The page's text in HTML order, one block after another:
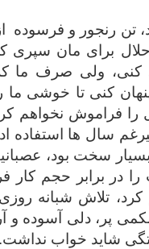
تن رنجور و فرسوده
برای مان سپری
کنی، ولی صرف ما
کنی تا خوشی ما
را فراموش نخواهم
سال ها استفاده
بسیار سخت بود،
در برابر حجم کار
تلاش شبانه
پر، دلی آسوده و
شاید خواب نداشت.